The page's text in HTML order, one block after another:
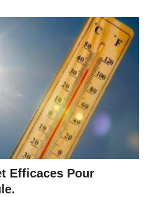
Efficaces Pour